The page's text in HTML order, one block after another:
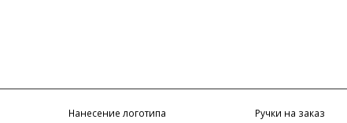
Нанесение логотипа Ручки на заказ